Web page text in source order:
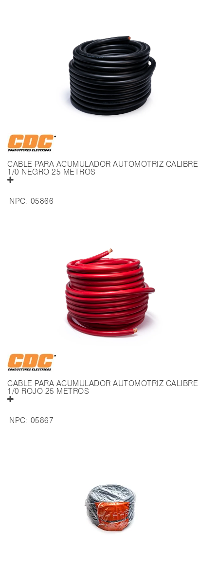
CABLE PARA ACUMULADOR AUTOMOTRIZ CALIBRE
1/0 NEGRO 25 METROS
NPC: 05866
CABLE PARA ACUMULADOR AUTOMOTRIZ CALIBRE
1/0 ROJO 25 METROS
NPC: 05867